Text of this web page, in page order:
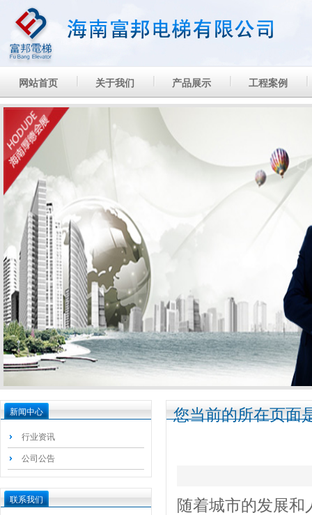
网站首页 关于我们 产品展示 工程案例
新闻中心
行业资讯
公司公告
联系我们
您当前的所在页面
随着城市的发展和